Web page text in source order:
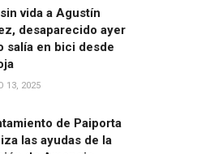
vida a Agustín
desaparecido ayer
salía en bici desde
13, 2025
de Paiporta
las ayudas de la